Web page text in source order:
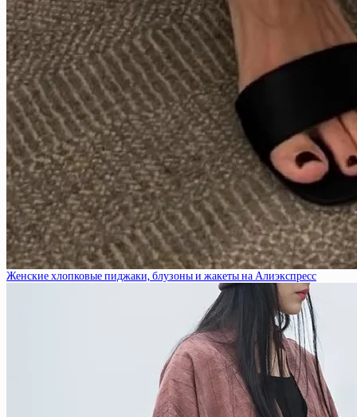
Женские хлопковые пиджаки, блузоны и жакеты на Алиэкспресс